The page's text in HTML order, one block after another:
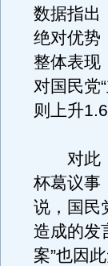
数据指出
绝对优势
整体表现
对国民党
则上升
对此，
杯葛议事
说，国民
造成的发
案”也因